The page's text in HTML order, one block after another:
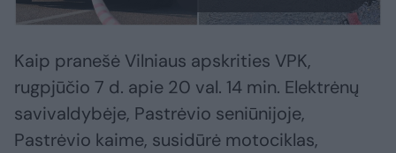
Kaip pranešė Vilniaus apskrities VPK,
rugpjūčio 7 d. apie 20 val. 14 min. Elektrėnų
savivaldybėje, Pastrėvio seniūnijoje,
Pastrėvio kaime, susidūrė motociklas,